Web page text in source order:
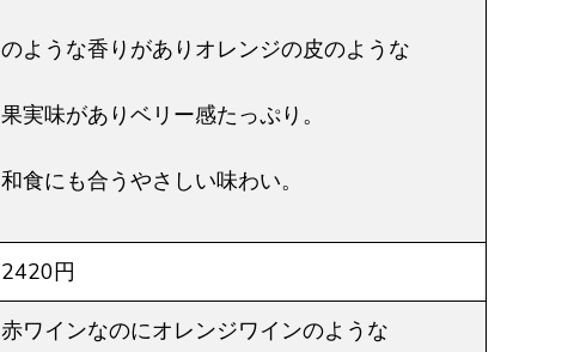
のような香りがありオレンジの皮のような
果実味がありベリー感たっぷり。
和食にも合うやさしい味わい。
2420円
赤ワインなのにオレンジワインのような